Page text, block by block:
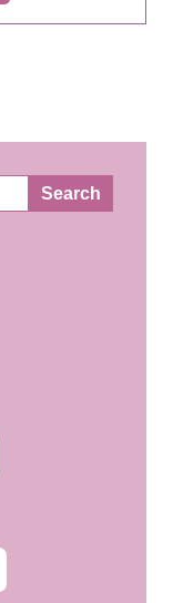
Search